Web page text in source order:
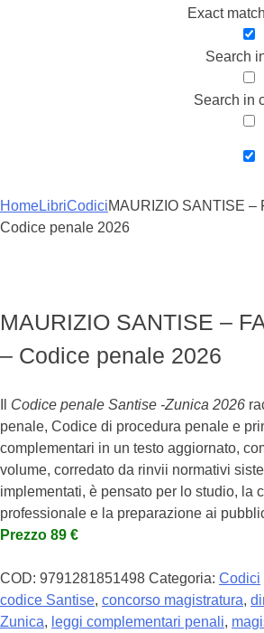
Exact
Search
Search in
HomeLibriCodiciMAURIZIO SANTISE –
Codice penale 2026
MAURIZIO SANTISE –
– Codice penale 2026
Codice penale Santise -Zunica 2026
penale, Codice di procedura penale e
complementari in un testo aggiornato,
volume, corredato da rinvii normativi
implementati, è pensato per lo studio, la
professionale e la preparazione ai
Prezzo 89 €
COD: 9791281851498 Categoria: Codici
codice Santise, concorso magistratura,
Zunica, leggi complementari penali,